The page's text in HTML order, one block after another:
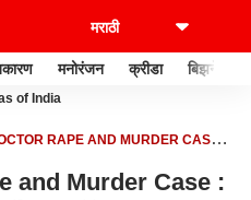
मनोरंजन क्रीडा बिझनेस
of India
RAPE AND MURDER CASE :
and Murder Case :